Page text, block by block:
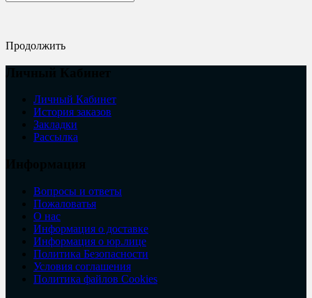
Продолжить
Личный Кабинет
История заказов
Закладки
Рассылка
Вопросы и ответы
Пожаловатья
О нас
Информация о доставке
Информация о юр.лице
Политика Безопасности
Условия соглашения
Политика файлов Cookies